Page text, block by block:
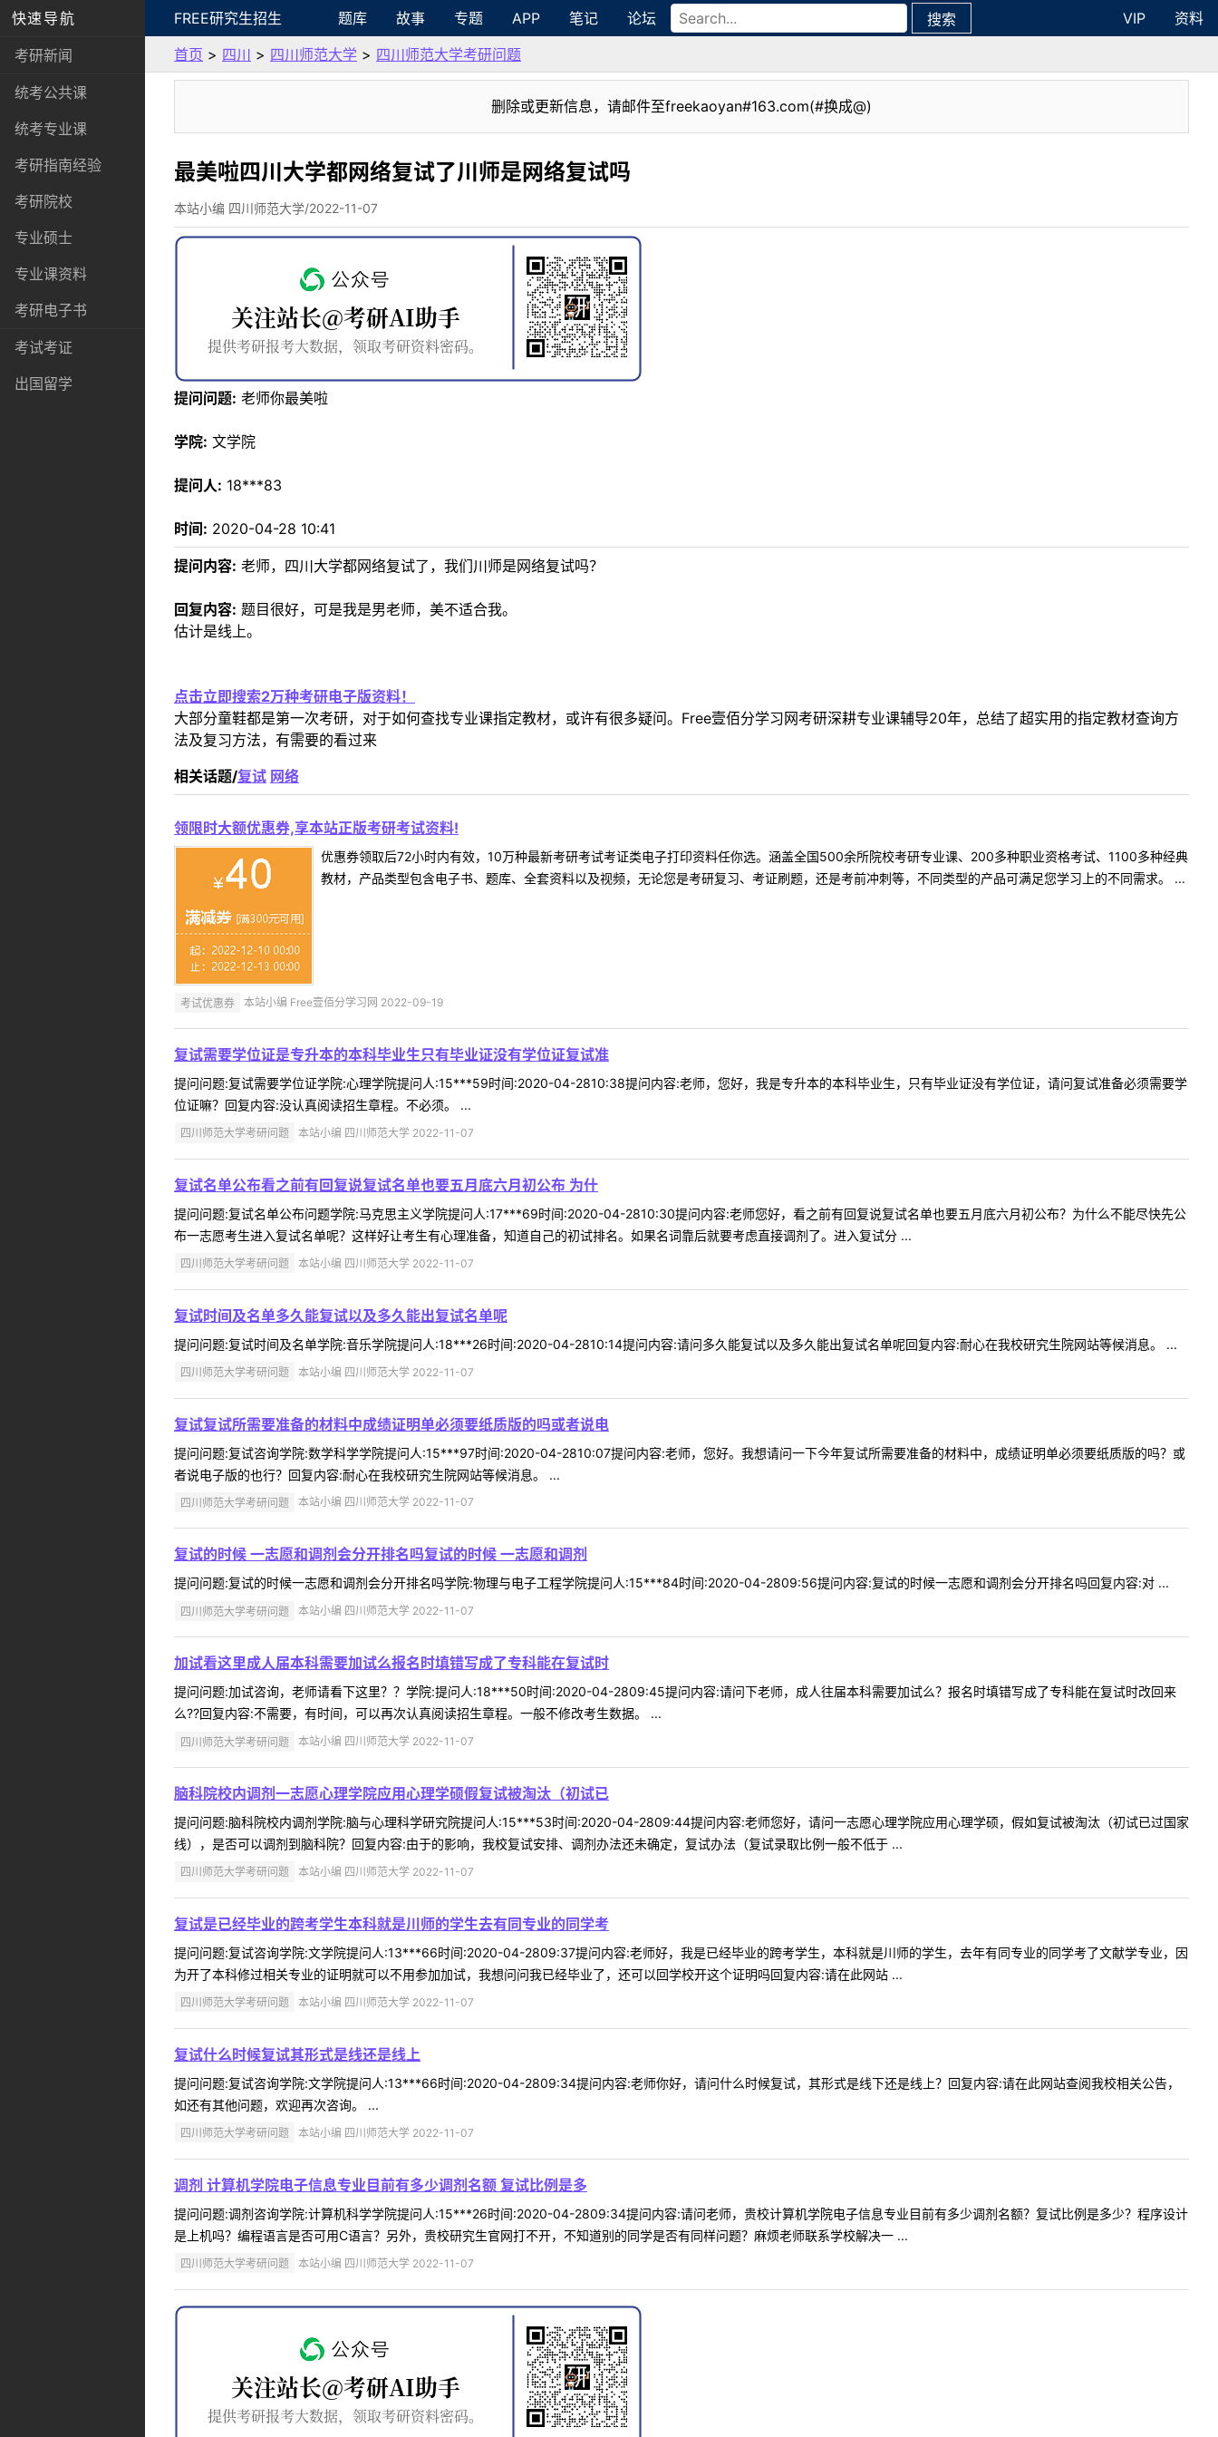
快速导航
考研新闻
统考公共课
统考专业课
考研指南经验
考研院校
专业硕士
专业课资料
考研电子书
考试考证
出国留学
FREE研究生招生 题库 故事 专题 APP 笔记 论坛 搜索 VIP
资料
首页 > 四川 > 四川师范大学 > 四川师范大学考研问题
删除或更新信息，请邮件至freekaoyan#163.com(#换成@)
最美啦四川大学都网络复试了川师是网络复试吗
本站小编 四川师范大学/2022-11-07
提问问题: 老师你最美啦
学院: 文学院
提问人: 18***83
时间: 2020-04-28 10:41
提问内容: 老师，四川大学都网络复试了，我们川师是网络复试吗？
回复内容: 题目很好，可是我是男老师，美不适合我。
估计是线上。
点击立即搜索2万种考研电子版资料！
大部分童鞋都是第一次考研，对于如何查找专业课指定教材，或许有很多疑问。Free壹佰分学习网考研深耕专业课辅导20年，总结了超实用的指定教材查询方
法及复习方法，有需要的看过来
相关话题/复试 网络
领限时大额优惠券,享本站正版考研考试资料!
优惠券领取后72小时内有效，10万种最新考研考试考证类电子打印资料任你选。涵盖全国500余所院校考研专业课、200多种职业资格考试、1100多种经典
教材，产品类型包含电子书、题库、全套资料以及视频，无论您是考研复习、考证刷题，还是考前冲刺等，不同类型的产品可满足您学习上的不同需求。 ...
考试优惠券 本站小编 Free壹佰分学习网 2022-09-19
复试需要学位证是专升本的本科毕业生只有毕业证没有学位证复试准
提问问题:复试需要学位证学院:心理学院提问人:15***59时间:2020-04-2810:38提问内容:老师，您好，我是专升本的本科毕业生，只有毕业证没有学位证，请问复试准备必须需要学
位证嘛？回复内容:没认真阅读招生章程。不必须。 ...
四川师范大学考研问题 本站小编 四川师范大学 2022-11-07
复试名单公布看之前有回复说复试名单也要五月底六月初公布 为什
提问问题:复试名单公布问题学院:马克思主义学院提问人:17***69时间:2020-04-2810:30提问内容:老师您好，看之前有回复说复试名单也要五月底六月初公布？为什么不能尽快先公
布一志愿考生进入复试名单呢？这样好让考生有心理准备，知道自己的初试排名。如果名词靠后就要考虑直接调剂了。进入复试分 ...
四川师范大学考研问题 本站小编 四川师范大学 2022-11-07
复试时间及名单多久能复试以及多久能出复试名单呢
提问问题:复试时间及名单学院:音乐学院提问人:18***26时间:2020-04-2810:14提问内容:请问多久能复试以及多久能出复试名单呢回复内容:耐心在我校研究生院网站等候消息。 ...
四川师范大学考研问题 本站小编 四川师范大学 2022-11-07
复试复试所需要准备的材料中成绩证明单必须要纸质版的吗或者说电
提问问题:复试咨询学院:数学科学学院提问人:15***97时间:2020-04-2810:07提问内容:老师，您好。我想请问一下今年复试所需要准备的材料中，成绩证明单必须要纸质版的吗？或
者说电子版的也行？回复内容:耐心在我校研究生院网站等候消息。 ...
四川师范大学考研问题 本站小编 四川师范大学 2022-11-07
复试的时候 一志愿和调剂会分开排名吗复试的时候 一志愿和调剂
提问问题:复试的时候一志愿和调剂会分开排名吗学院:物理与电子工程学院提问人:15***84时间:2020-04-2809:56提问内容:复试的时候一志愿和调剂会分开排名吗回复内容:对 ...
四川师范大学考研问题 本站小编 四川师范大学 2022-11-07
加试看这里成人届本科需要加试么报名时填错写成了专科能在复试时
提问问题:加试咨询，老师请看下这里？？学院:提问人:18***50时间:2020-04-2809:45提问内容:请问下老师，成人往届本科需要加试么？报名时填错写成了专科能在复试时改回来
么??回复内容:不需要，有时间，可以再次认真阅读招生章程。一般不修改考生数据。 ...
四川师范大学考研问题 本站小编 四川师范大学 2022-11-07
脑科院校内调剂一志愿心理学院应用心理学硕假复试被淘汰（初试已
提问问题:脑科院校内调剂学院:脑与心理科学研究院提问人:15***53时间:2020-04-2809:44提问内容:老师您好，请问一志愿心理学院应用心理学硕，假如复试被淘汰（初试已过国家
线），是否可以调剂到脑科院？回复内容:由于的影响，我校复试安排、调剂办法还未确定，复试办法（复试录取比例一般不低于 ...
四川师范大学考研问题 本站小编 四川师范大学 2022-11-07
复试是已经毕业的跨考学生本科就是川师的学生去有同专业的同学考
提问问题:复试咨询学院:文学院提问人:13***66时间:2020-04-2809:37提问内容:老师好，我是已经毕业的跨考学生，本科就是川师的学生，去年有同专业的同学考了文献学专业，因
为开了本科修过相关专业的证明就可以不用参加加试，我想问问我已经毕业了，还可以回学校开这个证明吗回复内容:请在此网站 ...
四川师范大学考研问题 本站小编 四川师范大学 2022-11-07
复试什么时候复试其形式是线还是线上
提问问题:复试咨询学院:文学院提问人:13***66时间:2020-04-2809:34提问内容:老师你好，请问什么时候复试，其形式是线下还是线上？回复内容:请在此网站查阅我校相关公告，
如还有其他问题，欢迎再次咨询。 ...
四川师范大学考研问题 本站小编 四川师范大学 2022-11-07
调剂 计算机学院电子信息专业目前有多少调剂名额 复试比例是多
提问问题:调剂咨询学院:计算机科学学院提问人:15***26时间:2020-04-2809:34提问内容:请问老师，贵校计算机学院电子信息专业目前有多少调剂名额？复试比例是多少？程序设计
是上机吗？编程语言是否可用C语言？另外，贵校研究生官网打不开，不知道别的同学是否有同样问题？麻烦老师联系学校解决一 ...
四川师范大学考研问题 本站小编 四川师范大学 2022-11-07